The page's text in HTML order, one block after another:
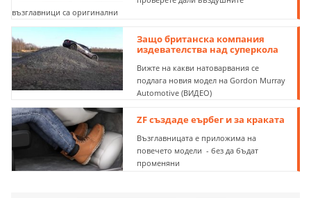
възглавници са оригинални
Защо британска компания
издевателства над суперкола
Вижте на какви натоварвания се
подлага новия модел на Gordon Murray
Automotive (ВИДЕО)
ZF създаде еърбег и за краката
Възглавницата е приложима на
повечето модели - без да бъдат
променяни